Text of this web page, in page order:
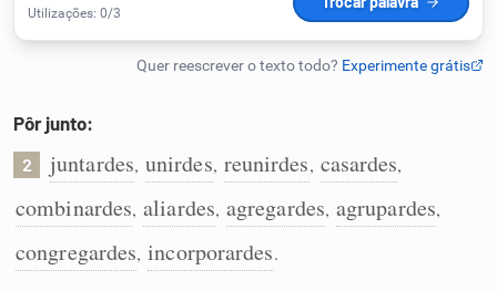
Caça-palavras
Pôr junto:
2 juntardes, unirdes, reunirdes, casardes,
combinardes, aliardes, agregardes, agrupardes,
congregardes, incorporardes.